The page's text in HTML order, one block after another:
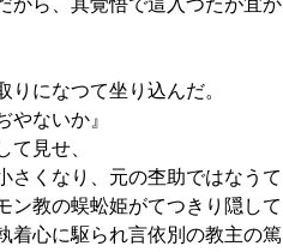
から、其覚悟で這入つたが宜か
になつて坐り込んだ。
ないか』
見せ、
さくなり、元の杢助ではなうて
ン教の蜈蚣姫がてつきり隠して
着心に駆られ言依別の教主の篤